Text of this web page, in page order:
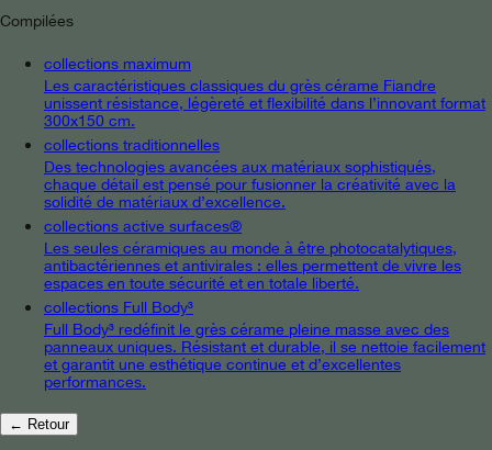
Compilées
collections maximum
Les caractéristiques classiques du grès cérame Fiandre
unissent résistance, légèreté et flexibilité dans l’innovant format
300x150 cm.
collections traditionnelles
Des technologies avancées aux matériaux sophistiqués,
chaque détail est pensé pour fusionner la créativité avec la
solidité de matériaux d’excellence.
collections active surfaces®
Les seules céramiques au monde à être photocatalytiques,
antibactériennes et antivirales : elles permettent de vivre les
espaces en toute sécurité et en totale liberté.
collections Full Body³
Full Body³ redéfinit le grès cérame pleine masse avec des
panneaux uniques. Résistant et durable, il se nettoie facilement
et garantit une esthétique continue et d’excellentes
performances.
← Retour